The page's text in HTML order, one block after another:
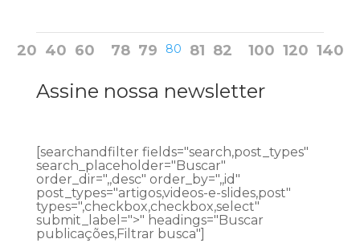
20 40 60 78 79 80 81 82 100 120 140
Assine nossa newsletter
[searchandfilter fields="search,post_types"
search_placeholder="Buscar"
order_dir=",,desc" order_by=",,id"
post_types="artigos,videos-e-slides,post"
types=",checkbox,checkbox,select"
submit_label=">" headings="Buscar
publicações,Filtrar busca"]